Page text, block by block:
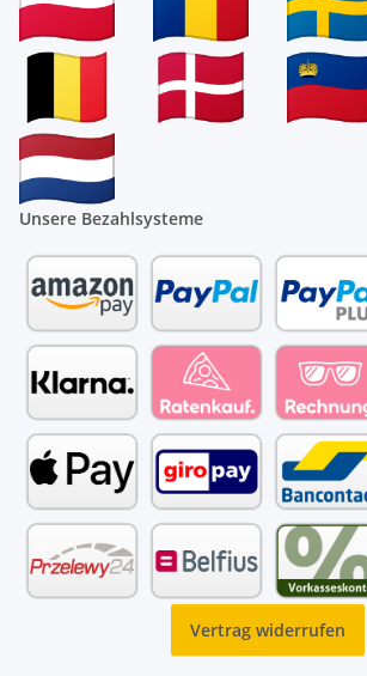
Unsere Bezahlsysteme
Vertrag widerrufen